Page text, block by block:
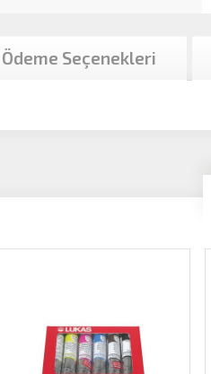
Ödeme Seçenekleri